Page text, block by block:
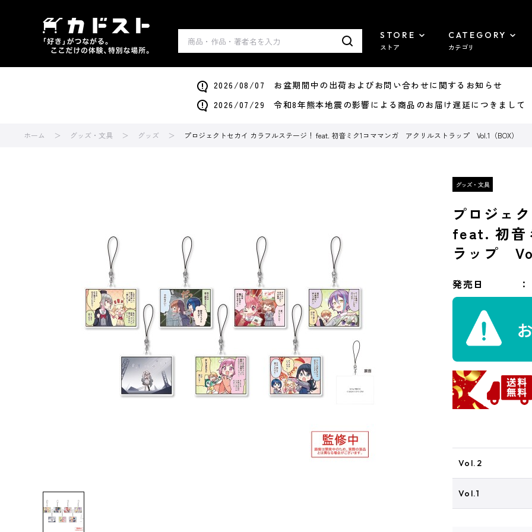
STORE
ストア
CATEGORY
カテゴリ
2026/08/07 お盆期間中の出荷およびお問い合わせに関するお知らせ
2026/07/29 令和8年熊本地震の影響による商品のお届け遅延につきまして
ホーム グッズ・文具 グッズ プロジェクトセカイ カラフルステージ！ feat. 初音ミク1コママンガ アクリルストラップ Vol.1（BOX）
プロジェ
feat. 初音
ラップ
発売日
Vol.2
Vol.1